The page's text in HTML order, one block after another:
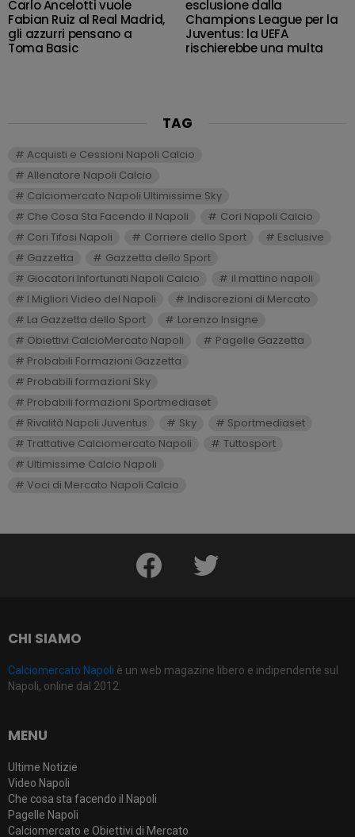
Carlo Ancelotti vuole
Fabian Ruiz al Real Madrid,
gli azzurri pensano a
Toma Basic
esclusione dalla
Champions League per la
Juventus: la UEFA
rischierebbe una multa
TAG
Acquisti e Cessioni Napoli Calcio
Allenatore Napoli Calcio
Calciomercato Napoli Ultimissime Sky
Che Cosa Sta Facendo il Napoli
Cori Napoli Calcio
Cori Tifosi Napoli
Corriere dello Sport
Esclusive
Gazzetta
Gazzetta dello Sport
Giocatori Infortunati Napoli Calcio
il mattino napoli
I Migliori Video del Napoli
Indiscrezioni di Mercato
La Gazzetta dello Sport
Lorenzo Insigne
Obiettivi CalcioMercato Napoli
Pagelle Gazzetta
Probabili Formazioni Gazzetta
Probabili formazioni Sky
Probabili formazioni Sportmediaset
Rivalità Napoli Juventus
Sky
Sportmediaset
Trattative Calciomercato Napoli
Tuttosport
Ultimissime Calcio Napoli
Voci di Mercato Napoli Calcio
facebook twitter
CHI SIAMO
Calciomercato Napoli è un web magazine libero e indipendente sul
Napoli, online dal 2012.
MENU
Ultime Notizie
Video Napoli
Che cosa sta facendo il Napoli
Pagelle Napoli
Calciomercato e Obiettivi di Mercato